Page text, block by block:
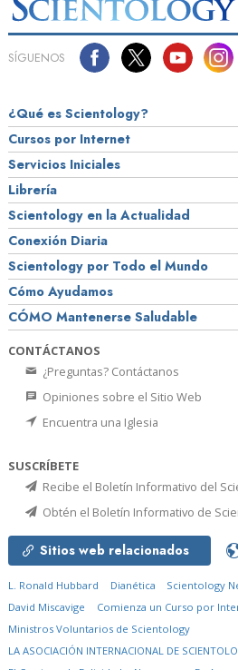
SÍGUENOS
¿Qué es Scientology?
Cursos por Internet
Servicios Iniciales
Librería
Scientology en la Actualidad
Conexión Diaria
Scientology por Todo el Mundo
Cómo Ayudamos
CÓMO Mantenerse Saludable
CONTÁCTANOS
¿Preguntas? Contáctanos
Opiniones sobre el Sitio Web
Encuentra una Iglesia
SUSCRÍBETE
Recibe el Boletín Informativo del
Obtén el Boletín Informativo de
Sitios web relacionados
L. Ronald Hubbard Dianética Scientology
David Miscavige
Comienza un Curso por
Ministros Voluntarios de Scientology
LA ASOCIACIÓN INTERNACIONAL DE